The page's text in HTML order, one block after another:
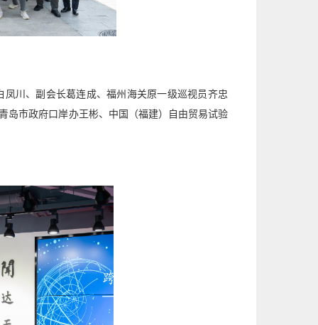
川、副会长葛连成、福州海关原一级巡视员齐忠
岛市政府口岸办王彬、中国（福建）自由贸易试验